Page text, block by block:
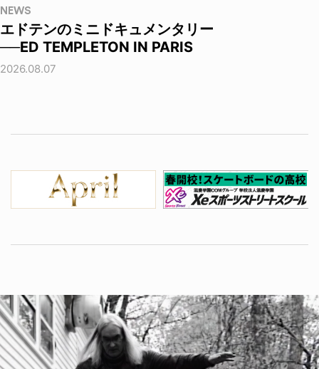
NEWS
エドテンのミニドキュメンタリー
──ED TEMPLETON IN PARIS
2026.08.07